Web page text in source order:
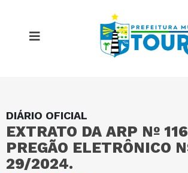
DIÁRIO OFICIAL
EXTRATO DA ARP Nº
PREGÃO ELETRÔNICO
29/2024.
MAPA DO SITE
PORTAL DA